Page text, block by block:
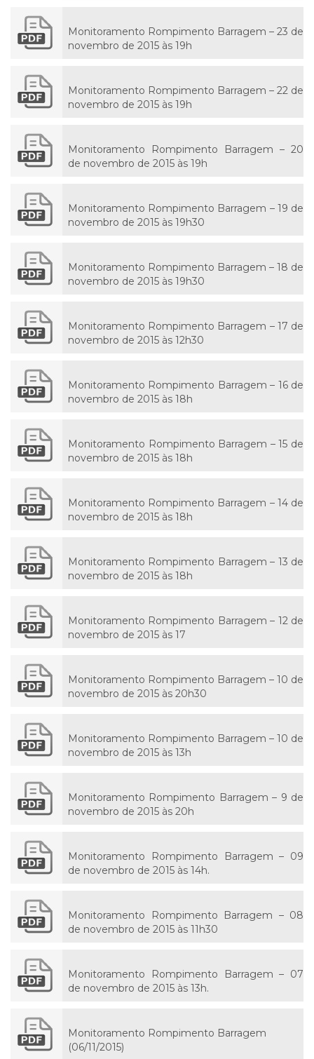
Monitoramento Rompimento Barragem – 23 de
novembro de 2015 às 19h
Monitoramento Rompimento Barragem – 22 de
novembro de 2015 às 19h
Monitoramento Rompimento Barragem – 20
de novembro de 2015 às 19h
Monitoramento Rompimento Barragem – 19 de
novembro de 2015 às 19h30
Monitoramento Rompimento Barragem – 18 de
novembro de 2015 às 19h30
Monitoramento Rompimento Barragem – 17 de
novembro de 2015 às 12h30
Monitoramento Rompimento Barragem – 16 de
novembro de 2015 às 18h
Monitoramento Rompimento Barragem – 15 de
novembro de 2015 às 18h
Monitoramento Rompimento Barragem – 14 de
novembro de 2015 às 18h
Monitoramento Rompimento Barragem – 13 de
novembro de 2015 às 18h
Monitoramento Rompimento Barragem – 12 de
novembro de 2015 às 17
Monitoramento Rompimento Barragem – 10 de
novembro de 2015 às 20h30
Monitoramento Rompimento Barragem – 10 de
novembro de 2015 às 13h
Monitoramento Rompimento Barragem – 9 de
novembro de 2015 às 20h
Monitoramento Rompimento Barragem – 09
de novembro de 2015 às 14h.
Monitoramento Rompimento Barragem – 08
de novembro de 2015 às 11h30
Monitoramento Rompimento Barragem – 07
de novembro de 2015 às 13h.
Monitoramento Rompimento Barragem
(06/11/2015)